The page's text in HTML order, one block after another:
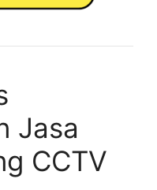
Jasa
CCTV